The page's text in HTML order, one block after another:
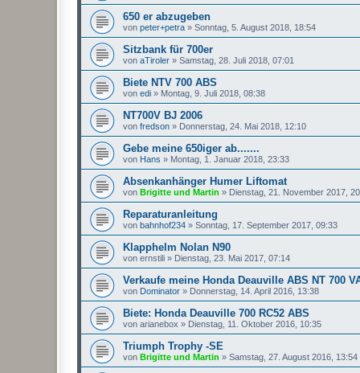
650 er abzugeben
von peter+petra » Sonntag, 5. August 2018, 18:54
Sitzbank für 700er
von aTiroler » Samstag, 28. Juli 2018, 07:01
Biete NTV 700 ABS
von edi » Montag, 9. Juli 2018, 08:38
NT700V BJ 2006
von fredson » Donnerstag, 24. Mai 2018, 12:10
Gebe meine 650iger ab.......
von Hans » Montag, 1. Januar 2018, 23:33
Absenkanhänger Humer Liftomat
von Brigitte und Martin » Dienstag, 21. November 2017,
Reparaturanleitung
von bahnhof234 » Sonntag, 17. September 2017, 09:33
Klapphelm Nolan N90
von ernstili » Dienstag, 23. Mai 2017, 07:14
Verkaufe meine Honda Deauville ABS NT 700
von Dominator » Donnerstag, 14. April 2016, 13:38
Biete: Honda Deauville 700 RC52 ABS
von arianebox » Dienstag, 11. Oktober 2016, 10:35
Triumph Trophy -SE
von Brigitte und Martin » Samstag, 27. August 2016, 13:54